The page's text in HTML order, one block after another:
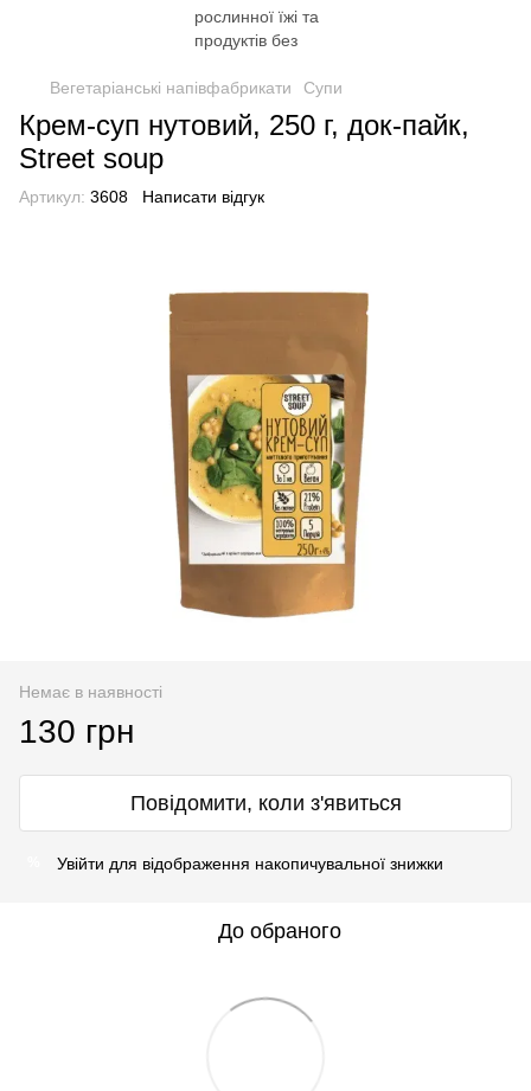
Вегетаріанські напівфабрикати Супи
Крем-суп нутовий, 250 г, док-пайк,
Street soup
Артикул: 3608 Написати відгук
Немає в наявності
130 грн
Повідомити, коли з'явиться
Увійти для відображення накопичувальної знижки
До обраного